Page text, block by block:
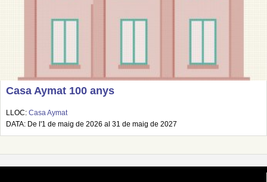
Casa Aymat 100 anys
LLOC: Casa Aymat
DATA: De l'1 de maig de 2026 al 31 de maig de 2027